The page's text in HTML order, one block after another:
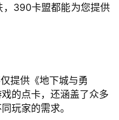
，390卡盟都能为您提供
提供《地下城与勇
的点卡，还涵盖了众多
玩家的需求。